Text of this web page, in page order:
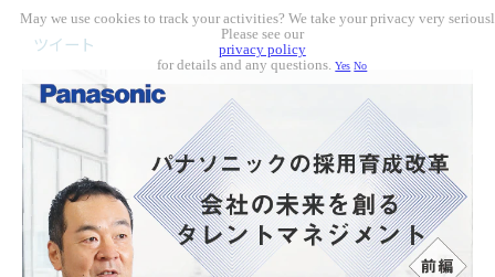
ツイート
May we use cookies to track your activities? We take your privacy very
Please see our
privacy policy
for details and any questions.Yes No